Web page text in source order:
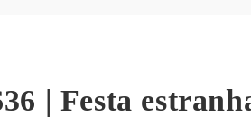
| Festa